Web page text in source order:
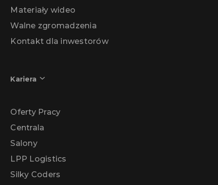
Materiały wideo
Walne zgromadzenia
Kontakt dla inwestorów
Kariera
Oferty Pracy
Centrala
Salony
LPP Logistics
Silky Coders